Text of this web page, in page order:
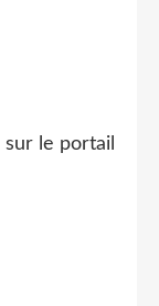
sur le portail